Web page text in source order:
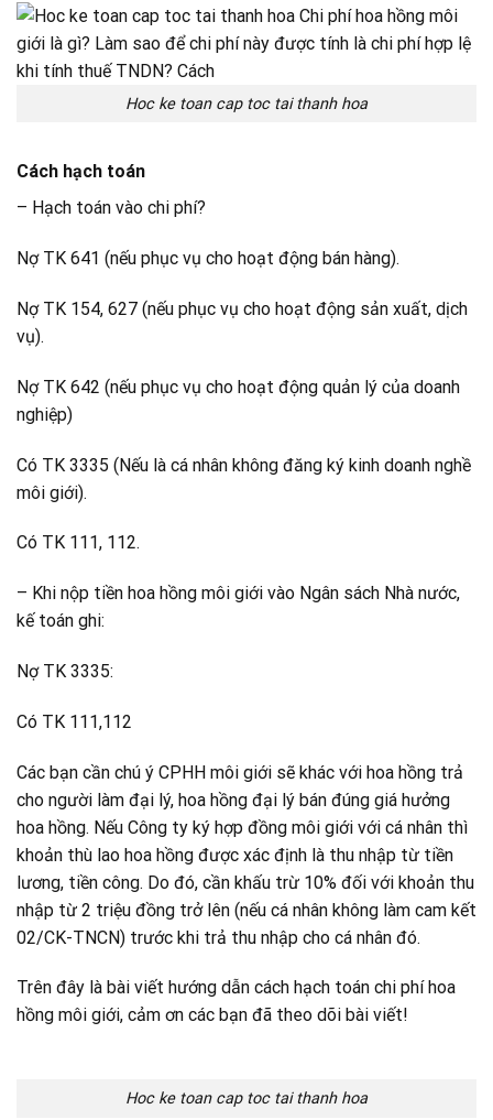
Hoc ke toan cap toc tai thanh hoa
Cách hạch toán
– Hạch toán vào chi phí?
Nợ TK 641 (nếu phục vụ cho hoạt động bán hàng).
Nợ TK 154, 627 (nếu phục vụ cho hoạt động sản xuất, dịch
vụ).
Nợ TK 642 (nếu phục vụ cho hoạt động quản lý của doanh
nghiệp)
Có TK 3335 (Nếu là cá nhân không đăng ký kinh doanh nghề
môi giới).
Có TK 111, 112.
– Khi nộp tiền hoa hồng môi giới vào Ngân sách Nhà nước,
kế toán ghi:
Nợ TK 3335:
Có TK 111,112
Các bạn cần chú ý CPHH môi giới sẽ khác với hoa hồng trả
cho người làm đại lý, hoa hồng đại lý bán đúng giá hưởng
hoa hồng. Nếu Công ty ký hợp đồng môi giới với cá nhân thì
khoản thù lao hoa hồng được xác định là thu nhập từ tiền
lương, tiền công. Do đó, cần khấu trừ 10% đối với khoản thu
nhập từ 2 triệu đồng trở lên (nếu cá nhân không làm cam kết
02/CK-TNCN) trước khi trả thu nhập cho cá nhân đó.
Trên đây là bài viết hướng dẫn cách hạch toán chi phí hoa
hồng môi giới, cảm ơn các bạn đã theo dõi bài viết!
Hoc ke toan cap toc tai thanh hoa